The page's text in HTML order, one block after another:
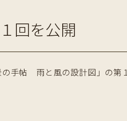
回を公開
手帖 雨と風の設計図」の第